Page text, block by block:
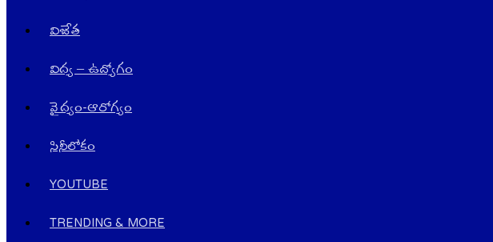
విజేత
విద్య – ఉద్యోగం
వైద్యం-ఆరోగ్యం
సినీలోకం
YOUTUBE
TRENDING & MORE